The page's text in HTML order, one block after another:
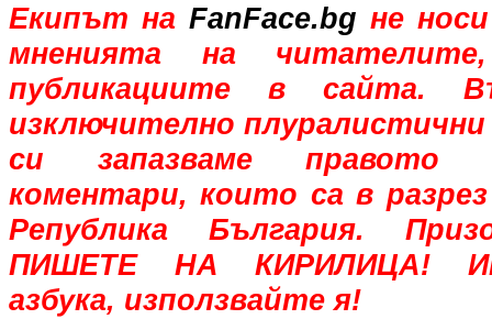
Екипът на FanFace.bg не
мненията на
публикациите в сайта.
изключително
си запазваме правото
коментари, които са в
Република България.
ПИШЕТЕ НА КИРИЛИЦА!
азбука, използвайте я!